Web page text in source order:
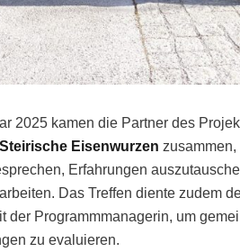
2025 kamen die Partner des
Eisenwurzen
Erfahrungen
Das Treffen diente zudem
der Programmmanagerin, um
zu evaluieren.